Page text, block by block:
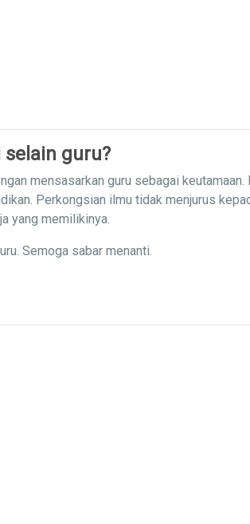
guru?
mensasarkan guru sebagai keutamaan.
Perkongsian ilmu tidak menjurus
yang memilikinya.
Semoga sabar menanti.